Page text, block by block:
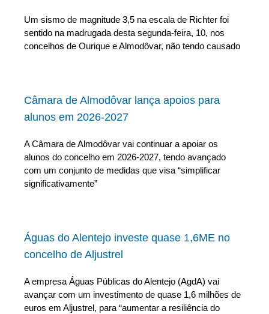
Um sismo de magnitude 3,5 na escala de Richter foi
sentido na madrugada desta segunda-feira, 10, nos
concelhos de Ourique e Almodôvar, não tendo causado
Câmara de Almodôvar lança apoios para
alunos em 2026-2027
A Câmara de Almodôvar vai continuar a apoiar os
alunos do concelho em 2026-2027, tendo avançado
com um conjunto de medidas que visa “simplificar
significativamente”
Águas do Alentejo investe quase 1,6ME no
concelho de Aljustrel
A empresa Águas Públicas do Alentejo (AgdA) vai
avançar com um investimento de quase 1,6 milhões de
euros em Aljustrel, para “aumentar a resiliência do